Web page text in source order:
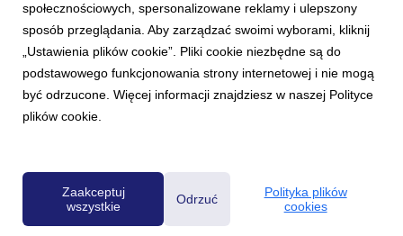
Nowy wideopodcast Radia ZET "W razie W":
co robić, gdy wybuchnie wojna?
22 lipca 2025
Radio ZET prezentuje nowy wideopodcast "W razie W" –
bezkompromisowy cykl, mierzący się z jednym z największych
lęków współczesności: wybuchem wojny. Program prowadzi
społecznościowych, spersonalizowane reklamy i ulepszony
sposób przeglądania. Aby zarządzać swoimi wyborami, kliknij
„Ustawienia plików cookie”. Pliki cookie niezbędne są do
podstawowego funkcjonowania strony internetowej i nie mogą
być odrzucone. Więcej informacji znajdziesz w naszej Polityce
plików cookie.
Zaakceptuj
wszystkie
Odrzuć
Polityka plików
cookies